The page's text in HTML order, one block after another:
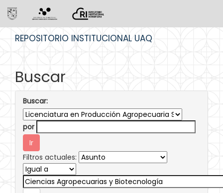
REPOSITORIO INSTITUCIONAL UAQ
Buscar
Buscar:
por
Filtros actuales: